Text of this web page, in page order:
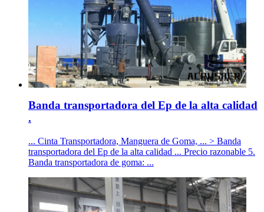
Banda transportadora del Ep de la alta calidad
.
... Cinta Transportadora, Manguera de Goma, ... > Banda
transportadora del Ep de la alta calidad ... Precio razonable 5.
Banda transportadora de goma: ...